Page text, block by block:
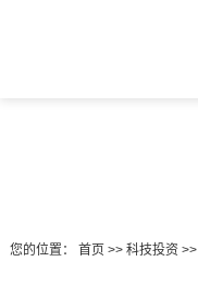
您的位置： 首页 >> 科技投资>>